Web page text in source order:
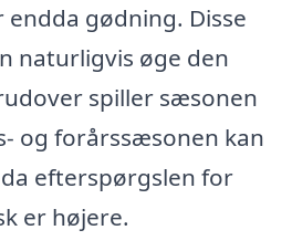
gødning. Disse
naturligvis øge den
spiller sæsonen
og forårssæsonen kan
efterspørgslen for
er højere.